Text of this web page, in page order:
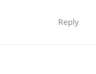
Reply